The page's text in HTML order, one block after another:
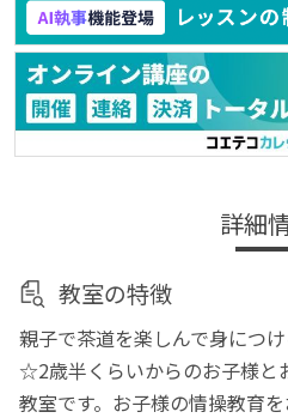
詳細
教室の特徴
親子で茶道を楽しんで身につけ
☆2歳半くらいからのお子様と
教室です。お子様の情操教育